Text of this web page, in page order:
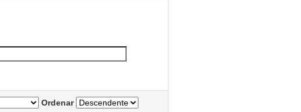
Ordenar